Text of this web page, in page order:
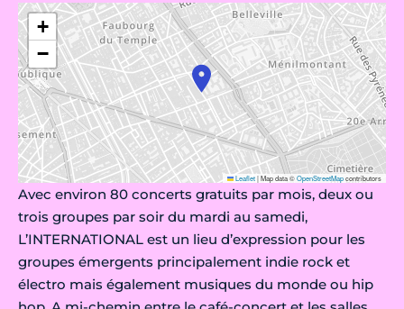
+
−
Leaflet|Map data ©OpenStreetMapcontributors
Avec environ 80 concerts gratuits par mois, deux ou
trois groupes par soir du mardi au samedi,
L’INTERNATIONAL est un lieu d’expression pour les
groupes émergents principalement indie rock et
électro mais également musiques du monde ou hip